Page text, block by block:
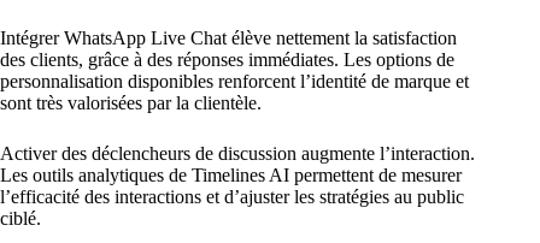
Intégrer WhatsApp Live Chat élève nettement la satisfaction
des clients, grâce à des réponses immédiates. Les options de
personnalisation disponibles renforcent l’identité de marque et
sont très valorisées par la clientèle.
Activer des déclencheurs de discussion augmente l’interaction.
Les outils analytiques de Timelines AI permettent de mesurer
l’efficacité des interactions et d’ajuster les stratégies au public
ciblé.